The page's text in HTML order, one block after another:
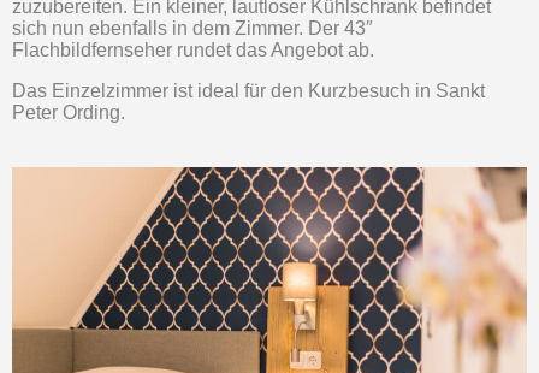
zuzubereiten. Ein kleiner, lautloser Kühlschrank befindet
sich nun ebenfalls in dem Zimmer. Der 43″
Flachbildfernseher rundet das Angebot ab.
Das Einzelzimmer ist ideal für den Kurzbesuch in Sankt
Peter Ording.